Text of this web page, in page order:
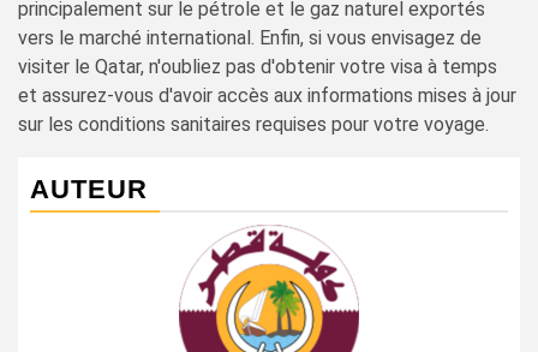
principalement sur le pétrole et le gaz naturel exportés
vers le marché international. Enfin, si vous envisagez de
visiter le Qatar, n'oubliez pas d'obtenir votre visa à temps
et assurez-vous d'avoir accès aux informations mises à jour
sur les conditions sanitaires requises pour votre voyage.
AUTEUR